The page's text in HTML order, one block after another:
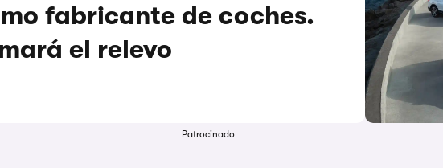
fabricante de coches.
el relevo
Patrocinado